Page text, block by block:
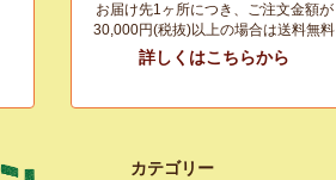
お届け先1ヶ所につき、ご注文金額が
30,000円(税抜)以上の場合は送料無料
詳しくはこちらから
カテゴリー